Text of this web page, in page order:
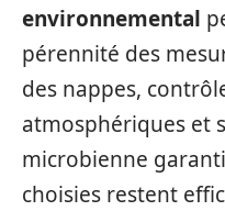
environnemental
pérennité des
des nappes,
atmosphériques et
microbienne
choisies restent